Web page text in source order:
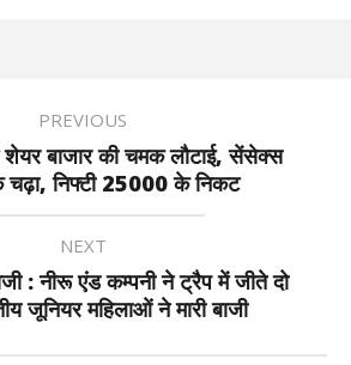
PREVIOUS
बाजार की चमक लौटाई, सेंसेक्स
निफ्टी 25000 के निकट
NEXT
: नीरू एंड कम्पनी ने ट्रैप में जीते दो
जूनियर महिलाओं ने मारी बाजी